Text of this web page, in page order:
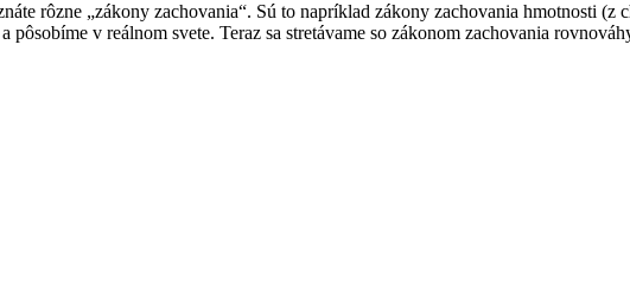
rôzne „zákony zachovania“. Sú to napríklad zákony zachovania hmotnosti (z
v reálnom svete. Teraz sa stretávame so zákonom zachovania